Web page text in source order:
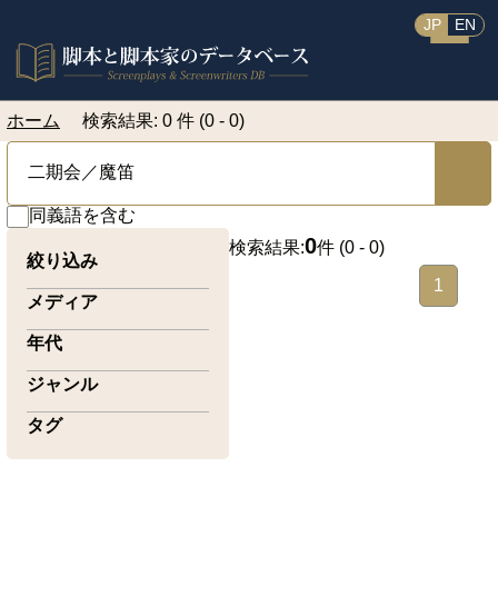
JP EN
ホーム 検索結果: 0 件 (0 - 0)
同義語を含む
絞り込み
メディア
年代
ジャンル
タグ
検索結果:0件 (0 - 0)
1